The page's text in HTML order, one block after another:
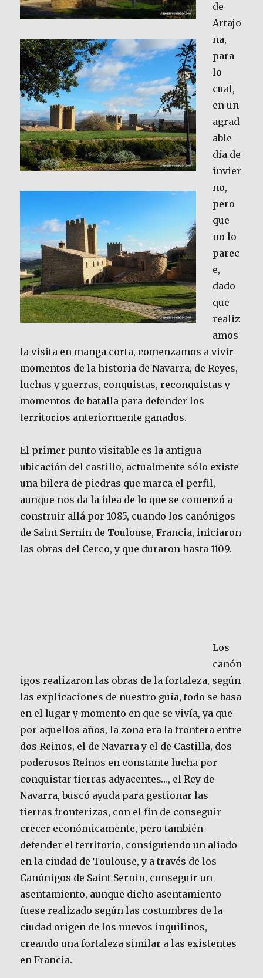
de
Artajo
na,
para
lo
cual,
en un
agrad
able
día de
invier
no,
pero
que
no lo
parec
e,
dado
que
realiz
amos
la visita en manga corta, comenzamos a vivir
momentos de la historia de Navarra, de Reyes,
luchas y guerras, conquistas, reconquistas y
momentos de batalla para defender los
territorios anteriormente ganados.
El primer punto visitable es la antigua
ubicación del castillo, actualmente sólo existe
una hilera de piedras que marca el perfil,
aunque nos da la idea de lo que se comenzó a
construir allá por 1085, cuando los canónigos
de Saint Sernin de Toulouse, Francia, iniciaron
las obras del Cerco, y que duraron hasta 1109.
Los
canón
igos realizaron las obras de la fortaleza, según
las explicaciones de nuestro guía, todo se basa
en el lugar y momento en que se vivía, ya que
por aquellos años, la zona era la frontera entre
dos Reinos, el de Navarra y el de Castilla, dos
poderosos Reinos en constante lucha por
conquistar tierras adyacentes…, el Rey de
Navarra, buscó ayuda para gestionar las
tierras fronterizas, con el fin de conseguir
crecer económicamente, pero también
defender el territorio, consiguiendo un aliado
en la ciudad de Toulouse, y a través de los
Canónigos de Saint Sernin, conseguir un
asentamiento, aunque dicho asentamiento
fuese realizado según las costumbres de la
ciudad origen de los nuevos inquilinos,
creando una fortaleza similar a las existentes
en Francia.